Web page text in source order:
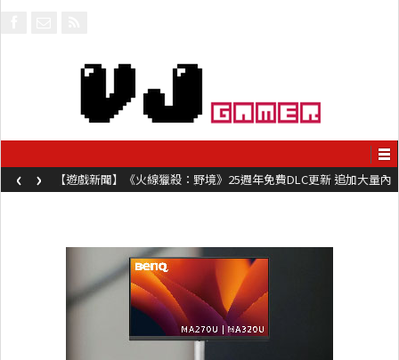
【遊戲新聞】《火線獵殺：野境》25週年免費DLC更新 追加大量內
容同時系舊作限時超平價折扣
‹ ›